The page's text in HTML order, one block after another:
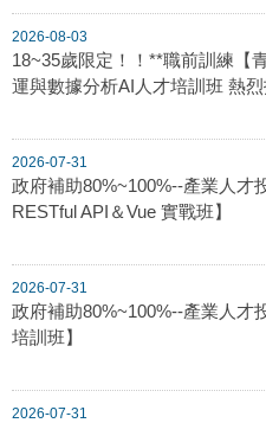
2026-08-03
18~35歲限定！！**職前訓練【
運與數據分析AI人才培訓班 熱
2026-07-31
政府補助80%~100%--產業人才
RESTful API＆Vue 實戰班】
2026-07-31
政府補助80%~100%--產業人才
培訓班】
2026-07-31